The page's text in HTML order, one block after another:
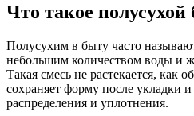
Что такое полусухой
Полусухим в быту часто
небольшим количеством воды и
Такая смесь не растекается,
сохраняет форму после укладки
распределения и уплотнения.